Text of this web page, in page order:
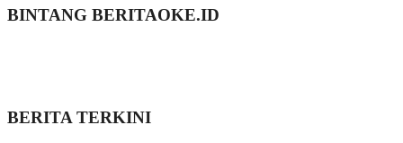
BINTANG BERITAOKE.ID
BERITA TERKINI